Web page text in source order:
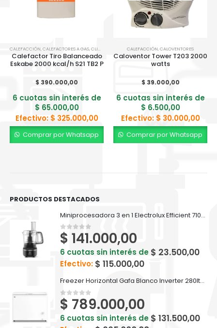
CALEFACCIÓN,CALEFACTORES A GAS,CLIMATIZACION
Calefactor Tiro Balanceado
Eskabe 2000 kcal/h S21 TB2 P
$ 390.000,00
6 cuotas sin interés de
$ 65.000,00
Efectivo: $ 325.000,00
Comprar por Whatsapp
CALEFACCIÓN,CALOVENTORES
Caloventor Tower T203 2000
watts
$ 39.000,00
6 cuotas sin interés de
$ 6.500,00
Efectivo: $ 30.000,00
Comprar por Whatsapp
PRODUCTOS DESTACADOS
Miniprocesadora 3 en 1 Electrolux Efficient 710ml EFP500
0out of 5
$ 141.000,00
6 cuotas sin interés de $ 23.500,00
Efectivo: $ 115.000,00
Freezer Horizontal Gafa Blanco Inverter 280lts FGHI300B-L
0out of 5
$ 789.000,00
6 cuotas sin interés de $ 131.500,00